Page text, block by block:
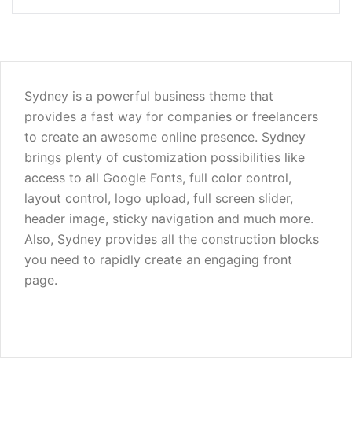
ゲ
シ
ョ
ン
Sydney is a powerful business theme that
provides a fast way for companies or freelancers
to create an awesome online presence. Sydney
brings plenty of customization possibilities like
access to all Google Fonts, full color control,
layout control, logo upload, full screen slider,
header image, sticky navigation and much more.
Also, Sydney provides all the construction blocks
you need to rapidly create an engaging front
page.